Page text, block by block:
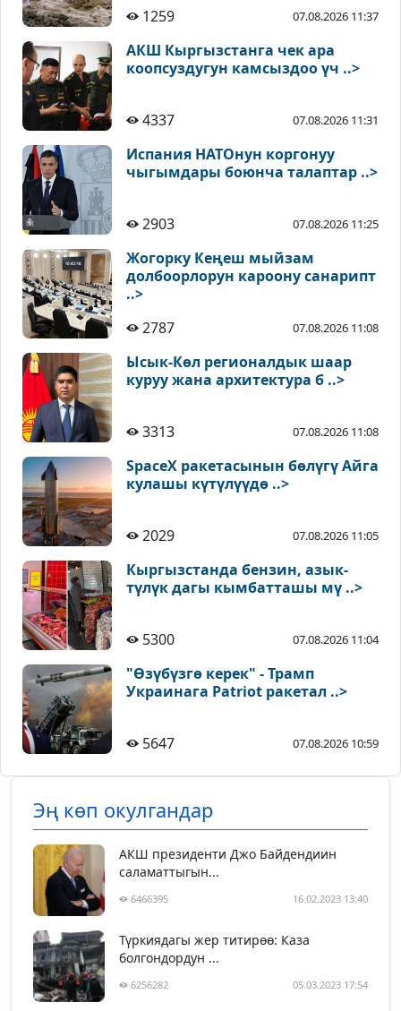
1259 07.08.2026 11:37
АКШ Кыргызстанга чек ара
коопсуздугун камсыздоо үч ..>
4337 07.08.2026 11:31
Испания НАТОнун коргонуу
чыгымдары боюнча талаптар ..>
2903 07.08.2026 11:25
Жогорку Кеңеш мыйзам
долбоорлорун кароону санарипт
..>
2787
07.08.2026 11:08
Ысык-Көл регионалдык шаар
куруу жана архитектура б ..>
3313 07.08.2026 11:08
SpaceX ракетасынын бөлүгү Айга
кулашы күтүлүүдө ..>
2029 07.08.2026 11:05
Кыргызстанда бензин, азык-
түлүк дагы кымбатташы мү ..>
5300 07.08.2026 11:04
"Өзүбүзгө керек" - Трамп
Украинага Patriot ракетал ..>
5647 07.08.2026 10:59
Эң көп окулгандар
АКШ президенти Джо Байдендиин
саламаттыгын...
6466395 16.02.2023 13:40
Түркиядагы жер титирөө: Каза
болгондордун ...
6256282 05.03.2023 17:54